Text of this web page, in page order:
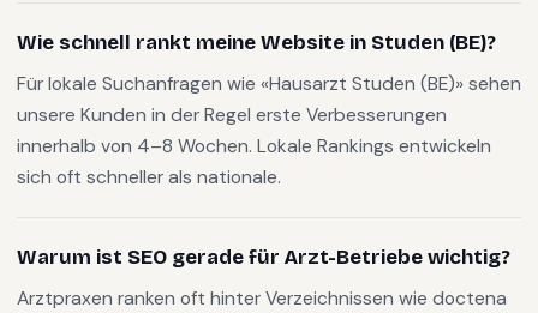
Wie schnell rankt meine Website in Studen (BE)?
Für lokale Suchanfragen wie «Hausarzt Studen (BE)» sehen
unsere Kunden in der Regel erste Verbesserungen
innerhalb von 4–8 Wochen. Lokale Rankings entwickeln
sich oft schneller als nationale.
Warum ist SEO gerade für Arzt-Betriebe wichtig?
Arztpraxen ranken oft hinter Verzeichnissen wie doctena